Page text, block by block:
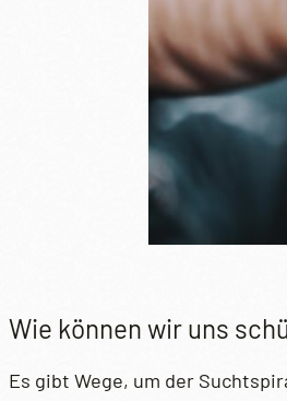
Wie können wir uns
Es gibt Wege, um der